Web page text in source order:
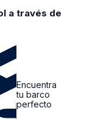
a través de
Encuentra
tu barco
perfecto